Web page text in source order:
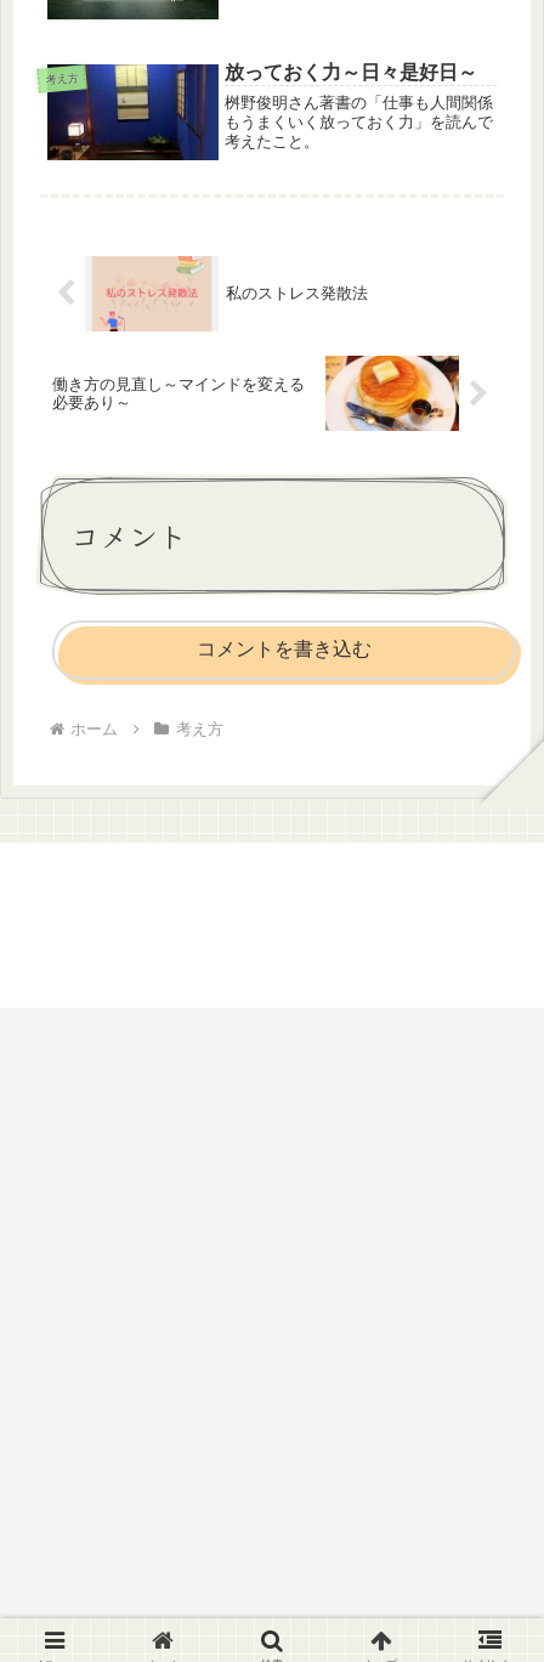
考え方 放っておく力～日々是好日～
桝野俊明さん著書の「仕事も人間関係
もうまくいく放っておく力」を読んで
考えたこと。
私のストレス発散法
働き方の見直し～マインドを変える
必要あり～
コメント
コメントを書き込む
ホーム 考え方